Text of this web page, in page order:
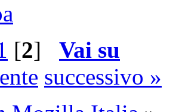
[2] Vai su
successivo »